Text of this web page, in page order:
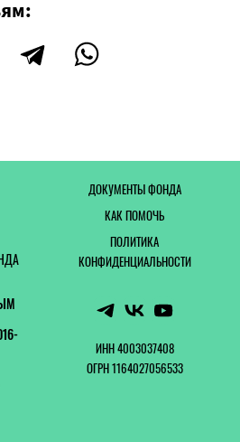
ДОКУМЕНТЫ ФОНДА
КАК ПОМОЧЬ
ПОЛИТИКА
КОНФИДЕНЦИАЛЬНОСТИ
ИНН 4003037408
ОГРН 1164027056533